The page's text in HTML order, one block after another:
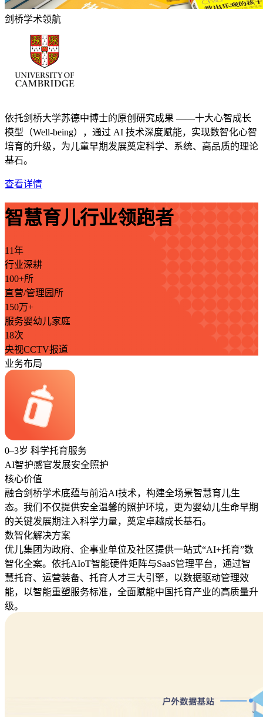
剑桥学术领航
依托剑桥大学苏德中博士的原创研究成果 ——十大心智成长
模型（Well-being），通过 AI 技术深度赋能，实现数智化心智
培育的升级，为儿童早期发展奠定科学、系统、高品质的理论
基石。
查看详情
智慧育儿行业领跑者
11年
行业深耕
100+所
直营/管理园所
150万+
服务婴幼儿家庭
18次
央视CCTV报道
业务布局
0–3岁 科学托育服务
AI智护感官发展安全照护
核心价值
融合剑桥学术底蕴与前沿AI技术，构建全场景智慧育儿生
态。我们不仅提供安全温馨的照护环境，更为婴幼儿生命早期
的关键发展期注入科学力量，奠定卓越成长基石。
数智化解决方案
优儿集团为政府、企事业单位及社区提供一站式“AI+托育”数
智化全案。依托AIoT智能硬件矩阵与SaaS管理平台，通过智
慧托育、运营装备、托育人才三大引擎，以数据驱动管理效
能，以智能重塑服务标准，全面赋能中国托育产业的高质量升
级。